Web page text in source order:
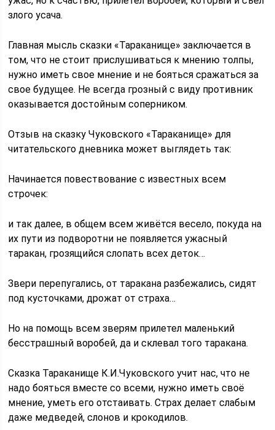
злого усача.
Главная мысль сказки «Тараканище» заключается в
том, что не стоит прислушиваться к мнению толпы,
нужно иметь свое мнение и не бояться сражаться за
свое будущее. Не всегда грозный с виду противник
оказывается достойным соперником.
Отзыв на сказку Чуковского «Тараканище» для
читательского дневника может выглядеть так:
Начинается повествование с известных всем
строчек:
и так далее, в общем всем живётся весело, покуда на
их пути из подворотни не появляется ужасный
таракан, грозящийся слопать всех деток…
Звери перепугались, от таракана разбежались, сидят
под кусточками, дрожат от страха…
Но на помощь всем зверям прилетел маленький
бесстрашный воробей, да и склевал того таракана.
Сказка Тараканище К.И.Чуковского учит нас, что не
надо бояться вместе со всеми, нужно иметь своё
мнение, уметь его отстаивать. Страх делает слабым
даже медведей, слонов и крокодилов.